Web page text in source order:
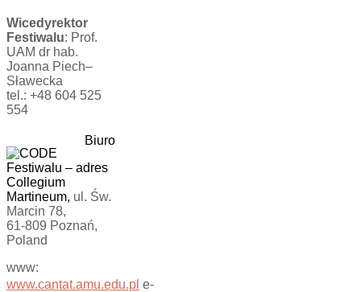
Wicedyrektor
Festiwalu: Prof.
UAM dr hab.
Joanna Piech–
Sławecka
tel.: +48 604 525
554
Biuro
Festiwalu – adres
Collegium
Martineum, ul. Św.
Marcin 78,
61-809 Poznań,
Poland
www:
www.cantat.amu.edu.pl e-